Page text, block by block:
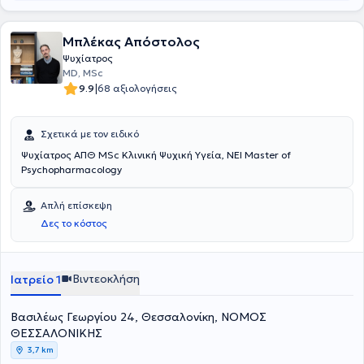
Μπλέκας Απόστολος
Ψυχίατρος
MD, MSc
9.9|68 αξιολογήσεις
Σχετικά με τον ειδικό
Ψυχίατρος ΑΠΘ MSc Κλινική Ψυχική Υγεία, NEI Master of
Psychopharmacology
Απλή επίσκεψη
Δες το κόστος
Ιατρείο 1 Βιντεοκλήση
Βασιλέως Γεωργίου 24, Θεσσαλονίκη, ΝΟΜΟΣ
ΘΕΣΣΑΛΟΝΙΚΗΣ
3,7 km